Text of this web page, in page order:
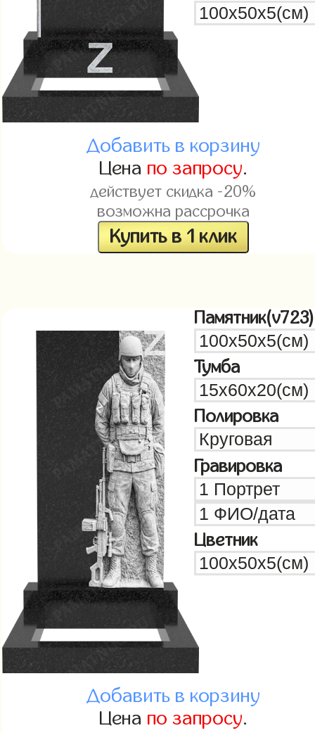
Добавить в корзину
Цена по запросу.
действует скидка -20%
возможна рассрочка
Купить в 1 клик
Памятник(v723)
Тумба
Полировка
Гравировка
Цветник
Добавить в корзину
Цена по запросу.